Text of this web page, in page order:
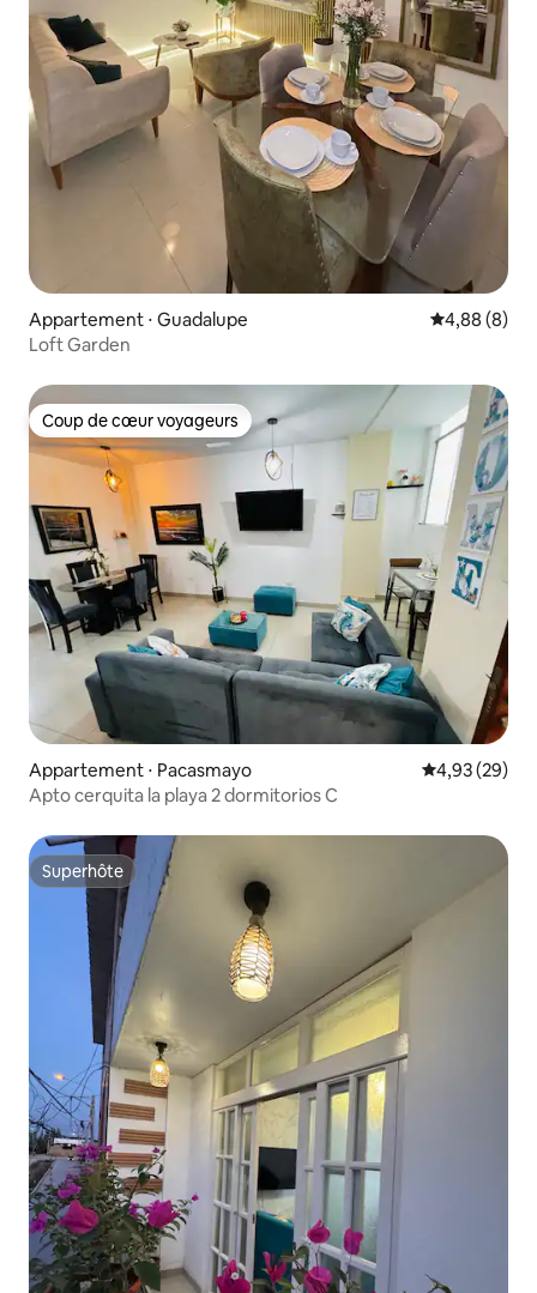
Appartement ⋅ Guadalupe Évaluation
4,88 (8)
Loft Garden
Coup de cœur voyageurs
Coup de cœur voyageurs
Appartement ⋅ Pacasmayo Évaluation
4,93 (29)
Apto cerquita la playa 2 dormitorios C
Superhôte
Superhôte